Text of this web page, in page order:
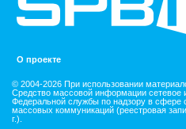
О проекте
© 2004-2026 При использовании
Средство массовой информации сетевое
Федеральной службы по надзору в сфере
массовых коммуникаций (реестровая
г.).